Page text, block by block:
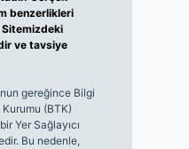
benzerlikleri
ve tavsiye
gereğince Bilgi
(BTK)
Yer Sağlayıcı
Bu nedenle,